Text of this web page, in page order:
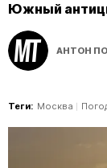
Южный
АНТОН
Теги: Москва